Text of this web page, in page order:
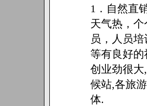
1．自然直
天气热，
员，人员
等有良好
创业劲很
候站,各旅
体.